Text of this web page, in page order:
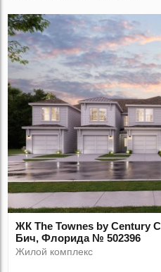
ЖК The Townes by Century
Бич, Флорида № 502396
Жилой комплекс